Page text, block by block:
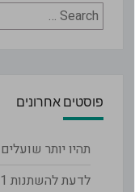
Search
for:
פוסטים אחרונים
תהיו יותר שועלים
לדעת להשתנות 21